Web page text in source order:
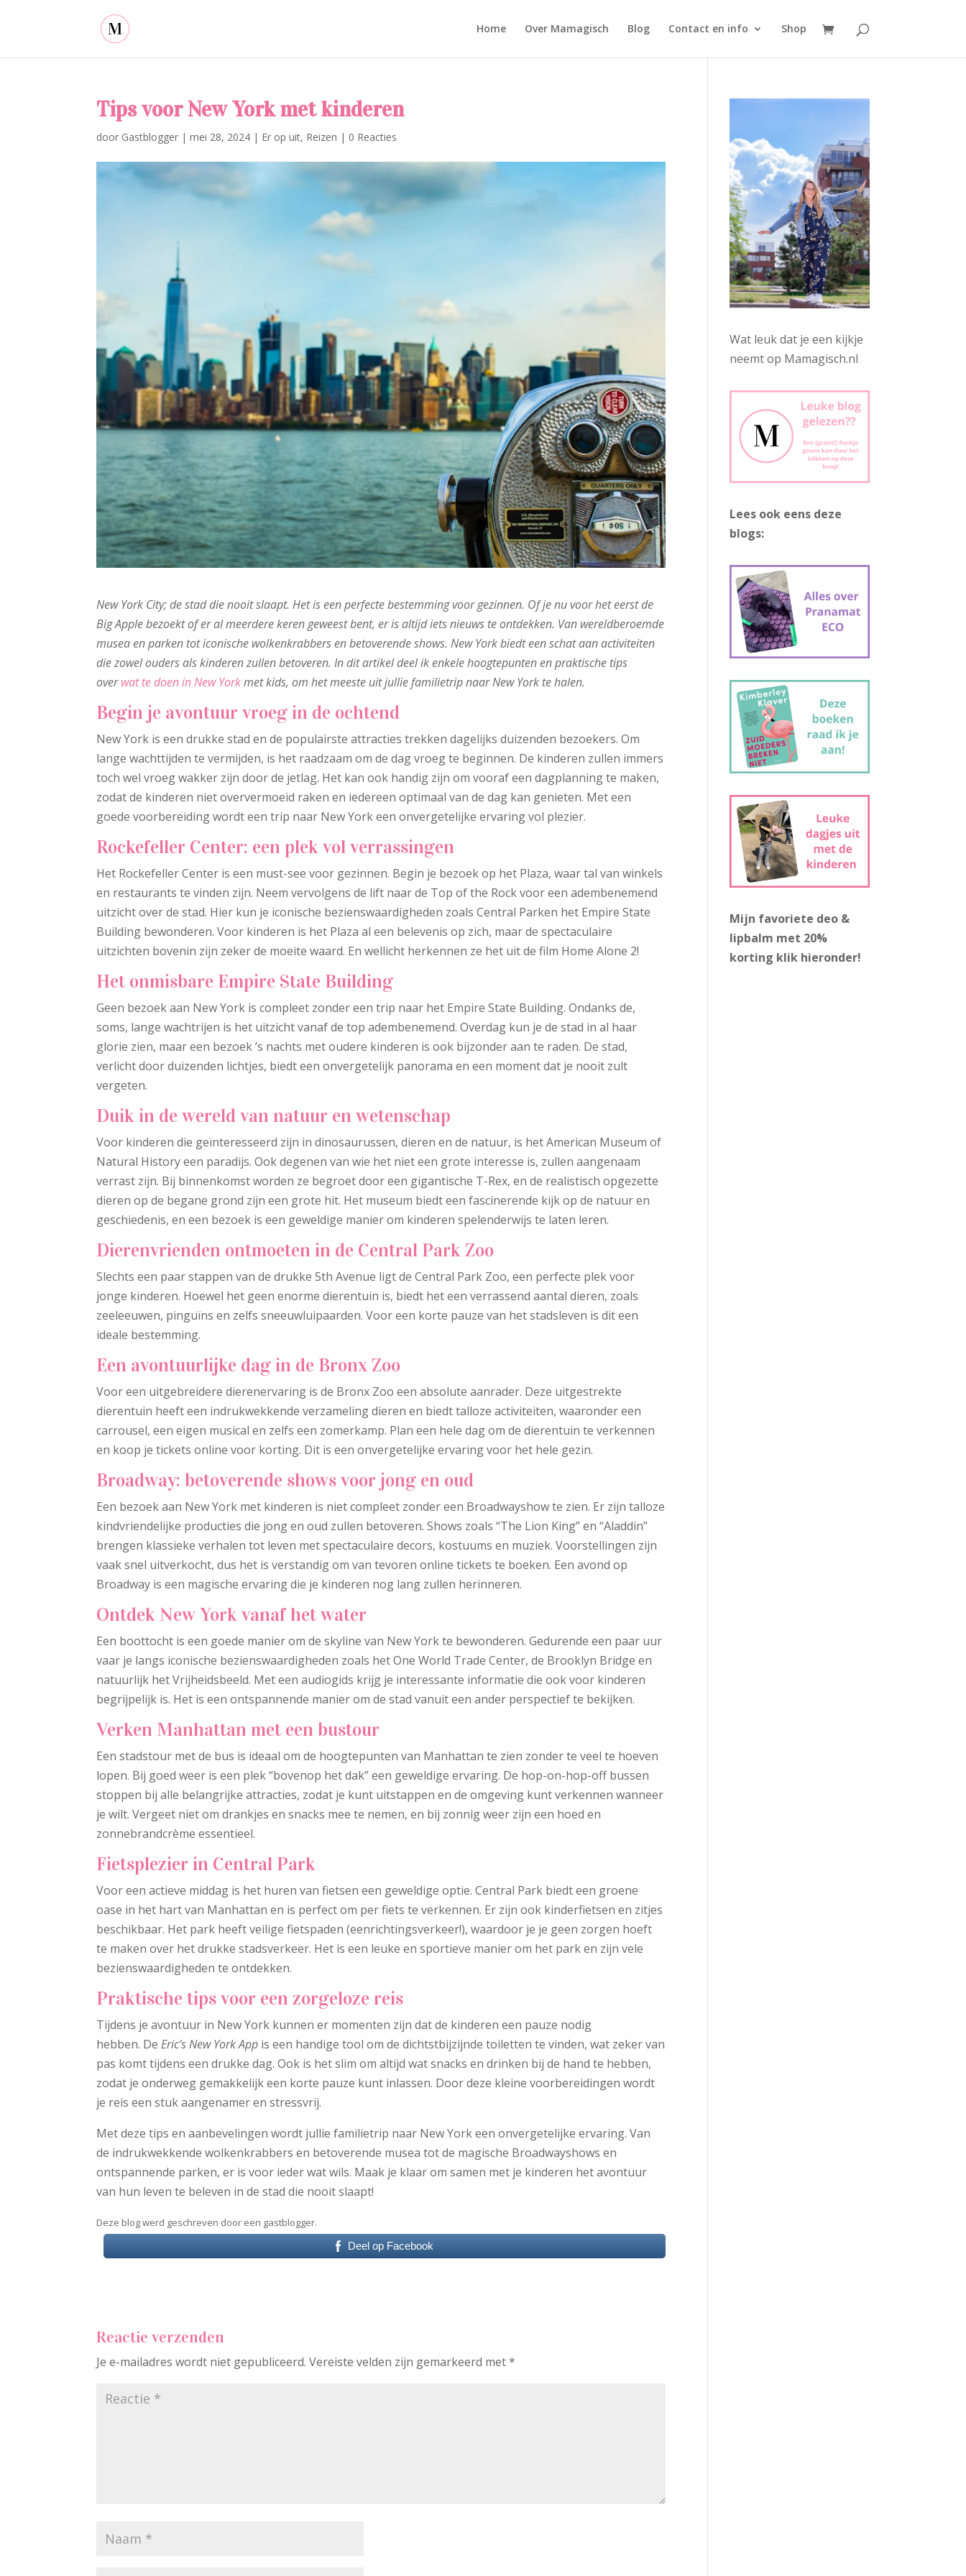
Home Over Mamagisch Blog Contact en info Shop
Tips voor New York met kinderen
door Gastblogger |mei 28, 2024 | Er op uit, Reizen | 0 Reacties
New York City; de stad die nooit slaapt. Het is een perfecte bestemming voor gezinnen. Of je nu voor het eerst de
Big Apple bezoekt of er al meerdere keren geweest bent, er is altijd iets nieuws te ontdekken. Van wereldberoemde
musea en parken tot iconische wolkenkrabbers en betoverende shows. New York biedt een schat aan activiteiten
die zowel ouders als kinderen zullen betoveren. In dit artikel deel ik enkele hoogtepunten en praktische tips
overwat te doen in New Yorkmet kids, om het meeste uit jullie familietrip naar New York te halen.
Begin je avontuur vroeg in de ochtend
New York is een drukke stad en de populairste attracties trekken dagelijks duizenden bezoekers. Om
lange wachttijden te vermijden, is het raadzaam om de dag vroeg te beginnen. De kinderen zullen immers
toch wel vroeg wakker zijn door de jetlag. Het kan ook handig zijn om vooraf een dagplanning te maken,
zodat de kinderen niet oververmoeid raken en iedereen optimaal van de dag kan genieten. Met een
goede voorbereiding wordt een trip naar New York een onvergetelijke ervaring vol plezier.
Rockefeller Center: een plek vol verrassingen
Het Rockefeller Center is een must-see voor gezinnen. Begin je bezoek op het Plaza, waar tal van winkels
en restaurants te vinden zijn. Neem vervolgens de lift naar de Top of the Rock voor een adembenemend
uitzicht over de stad. Hier kun je iconische bezienswaardigheden zoals Central Parken het Empire State
Building bewonderen. Voor kinderen is het Plaza al een belevenis op zich, maar de spectaculaire
uitzichten bovenin zijn zeker de moeite waard. En wellicht herkennen ze het uit de film Home Alone 2!
Het onmisbare Empire State Building
Geen bezoek aan New York is compleet zonder een trip naar het Empire State Building. Ondanks de,
soms, lange wachtrijen is het uitzicht vanaf de top adembenemend. Overdag kun je de stad in al haar
glorie zien, maar een bezoek ’s nachts met oudere kinderen is ook bijzonder aan te raden. De stad,
verlicht door duizenden lichtjes, biedt een onvergetelijk panorama en een moment dat je nooit zult
vergeten.
Duik in de wereld van natuur en wetenschap
Voor kinderen die geïnteresseerd zijn in dinosaurussen, dieren en de natuur, is het American Museum of
Natural History een paradijs. Ook degenen van wie het niet een grote interesse is, zullen aangenaam
verrast zijn. Bij binnenkomst worden ze begroet door een gigantische T-Rex, en de realistisch opgezette
dieren op de begane grond zijn een grote hit. Het museum biedt een fascinerende kijk op de natuur en
geschiedenis, en een bezoek is een geweldige manier om kinderen spelenderwijs te laten leren.
Dierenvrienden ontmoeten in de Central Park Zoo
Slechts een paar stappen van de drukke 5th Avenue ligt de Central Park Zoo, een perfecte plek voor
jonge kinderen. Hoewel het geen enorme dierentuin is, biedt het een verrassend aantal dieren, zoals
zeeleeuwen, pinguïns en zelfs sneeuwluipaarden. Voor een korte pauze van het stadsleven is dit een
ideale bestemming.
Een avontuurlijke dag in de Bronx Zoo
Voor een uitgebreidere dierenervaring is de Bronx Zoo een absolute aanrader. Deze uitgestrekte
dierentuin heeft een indrukwekkende verzameling dieren en biedt talloze activiteiten, waaronder een
carrousel, een eigen musical en zelfs een zomerkamp. Plan een hele dag om de dierentuin te verkennen
en koop je tickets online voor korting. Dit is een onvergetelijke ervaring voor het hele gezin.
Broadway: betoverende shows voor jong en oud
Een bezoek aan New York met kinderen is niet compleet zonder een Broadwayshow te zien. Er zijn talloze
kindvriendelijke producties die jong en oud zullen betoveren. Shows zoals “The Lion King” en “Aladdin”
brengen klassieke verhalen tot leven met spectaculaire decors, kostuums en muziek. Voorstellingen zijn
vaak snel uitverkocht, dus het is verstandig om van tevoren online tickets te boeken. Een avond op
Broadway is een magische ervaring die je kinderen nog lang zullen herinneren.
Ontdek New York vanaf het water
Een boottocht is een goede manier om de skyline van New York te bewonderen. Gedurende een paar uur
vaar je langs iconische bezienswaardigheden zoals het One World Trade Center, de Brooklyn Bridge en
natuurlijk het Vrijheidsbeeld. Met een audiogids krijg je interessante informatie die ook voor kinderen
begrijpelijk is. Het is een ontspannende manier om de stad vanuit een ander perspectief te bekijken.
Verken Manhattan met een bustour
Een stadstour met de bus is ideaal om de hoogtepunten van Manhattan te zien zonder te veel te hoeven
lopen. Bij goed weer is een plek “bovenop het dak” een geweldige ervaring. De hop-on-hop-off bussen
stoppen bij alle belangrijke attracties, zodat je kunt uitstappen en de omgeving kunt verkennen wanneer
je wilt. Vergeet niet om drankjes en snacks mee te nemen, en bij zonnig weer zijn een hoed en
zonnebrandcrème essentieel.
Fietsplezier in Central Park
Voor een actieve middag is het huren van fietsen een geweldige optie. Central Park biedt een groene
oase in het hart van Manhattan en is perfect om per fiets te verkennen. Er zijn ook kinderfietsen en zitjes
beschikbaar. Het park heeft veilige fietspaden (eenrichtingsverkeer!), waardoor je je geen zorgen hoeft
te maken over het drukke stadsverkeer. Het is een leuke en sportieve manier om het park en zijn vele
bezienswaardigheden te ontdekken.
Praktische tips voor een zorgeloze reis
Tijdens je avontuur in New York kunnen er momenten zijn dat de kinderen een pauze nodig
hebben. DeEric’s New York App is een handige tool om de dichtstbijzijnde toiletten te vinden, wat zeker van
pas komt tijdens een drukke dag. Ook is het slim om altijd wat snacks en drinken bij de hand te hebben,
zodat je onderweg gemakkelijk een korte pauze kunt inlassen. Door deze kleine voorbereidingen wordt
je reis een stuk aangenamer en stressvrij.
Met deze tips en aanbevelingen wordt jullie familietrip naar New York een onvergetelijke ervaring. Van
de indrukwekkende wolkenkrabbers en betoverende musea tot de magische Broadwayshows en
ontspannende parken, er is voor ieder wat wils. Maak je klaar om samen met je kinderen het avontuur
van hun leven te beleven in de stad die nooit slaapt!
Deze blog werd geschreven door een gastblogger.
Deel op Facebook
Reactie verzenden
Je e-mailadres wordt niet gepubliceerd. Vereiste velden zijn gemarkeerd met*
Wat leuk dat je een kijkje
neemt op Mamagisch.nl
Lees ook eens deze
blogs:
Mijn favoriete deo &
lipbalm met 20%
korting klik hieronder!